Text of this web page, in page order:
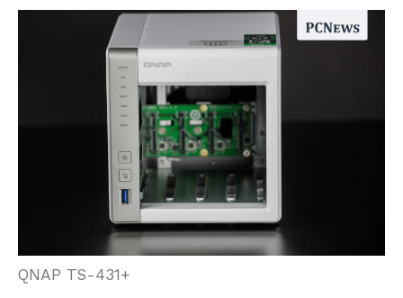
QNAP TS-431+